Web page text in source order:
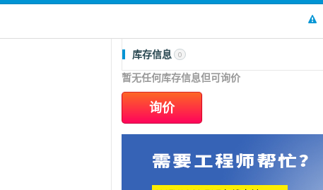
库存信息 0
暂无任何库存信息但可询价
询价